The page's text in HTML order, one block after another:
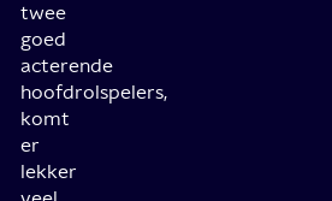
twee
goed
acterende
hoofdrolspelers,
komt
er
lekker